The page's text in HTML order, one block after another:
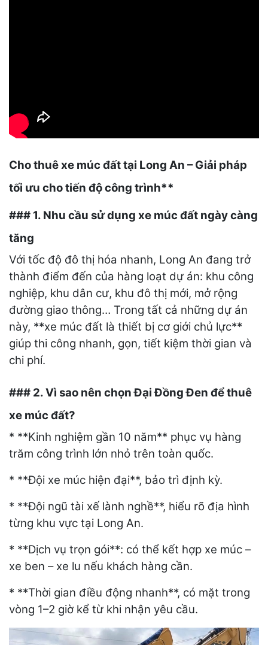
Cho thuê xe múc đất tại Long An – Giải pháp
tối ưu cho tiến độ công trình**
### 1. Nhu cầu sử dụng xe múc đất ngày càng
tăng
Với tốc độ đô thị hóa nhanh, Long An đang trở
thành điểm đến của hàng loạt dự án: khu công
nghiệp, khu dân cư, khu đô thị mới, mở rộng
đường giao thông… Trong tất cả những dự án
này, **xe múc đất là thiết bị cơ giới chủ lực**
giúp thi công nhanh, gọn, tiết kiệm thời gian và
chi phí.
### 2. Vì sao nên chọn Đại Đồng Đen để thuê
xe múc đất?
* **Kinh nghiệm gần 10 năm** phục vụ hàng
trăm công trình lớn nhỏ trên toàn quốc.
* **Đội xe múc hiện đại**, bảo trì định kỳ.
* **Đội ngũ tài xế lành nghề**, hiểu rõ địa hình
từng khu vực tại Long An.
* **Dịch vụ trọn gói**: có thể kết hợp xe múc –
xe ben – xe lu nếu khách hàng cần.
* **Thời gian điều động nhanh**, có mặt trong
vòng 1–2 giờ kể từ khi nhận yêu cầu.